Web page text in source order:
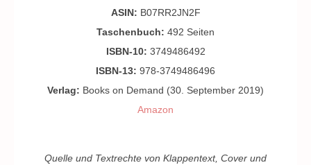
ASIN: B07RR2JN2F
Taschenbuch: 492 Seiten
ISBN-10: 3749486492
ISBN-13: 978-3749486496
Verlag: Books on Demand (30. September 2019)
Amazon
Quelle und Textrechte von Klappentext, Cover und